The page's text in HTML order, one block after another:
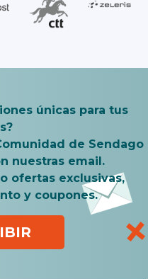
únicas para tus
de Sendago
nuestras email.
ofertas exclusivas,
y coupones.